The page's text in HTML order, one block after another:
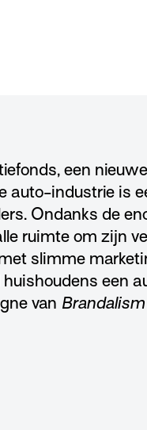
een
auto-industrie is
Ondanks de
ruimte om zijn
slimme
een
van Brandalism